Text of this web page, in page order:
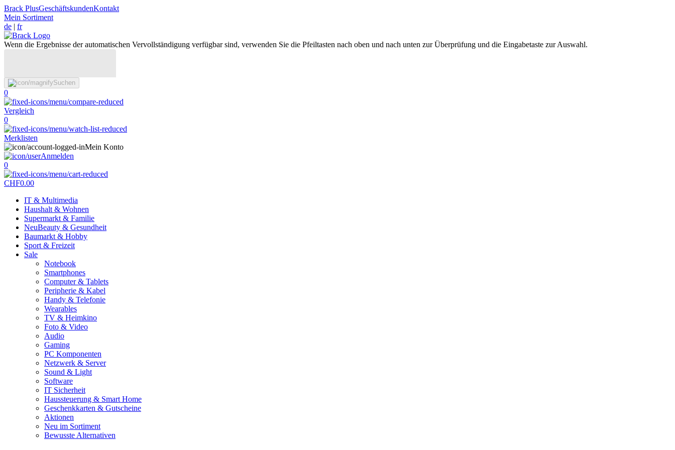
Brack PlusGeschäftskundenKontakt
Mein Sortiment
de | fr
Wenn die Ergebnisse der automatischen Vervollständigung verfügbar sind, verwenden Sie die Pfeiltasten nach oben und nach unten zur Überprüfung und die Eingabetaste zur Auswahl.
Suchen
0
Vergleich
0
Merklisten
Mein Konto
Anmelden
0
CHF0.00
IT & Multimedia
Haushalt & Wohnen
Supermarkt & Familie
NeuBeauty & Gesundheit
Baumarkt & Hobby
Sport & Freizeit
Sale
Notebook
Smartphones
Computer & Tablets
Peripherie & Kabel
Handy & Telefonie
Wearables
TV & Heimkino
Foto & Video
Audio
Gaming
PC Komponenten
Netzwerk & Server
Sound & Light
Software
IT Sicherheit
Haussteuerung & Smart Home
Geschenkkarten & Gutscheine
Aktionen
Neu im Sortiment
Bewusste Alternativen